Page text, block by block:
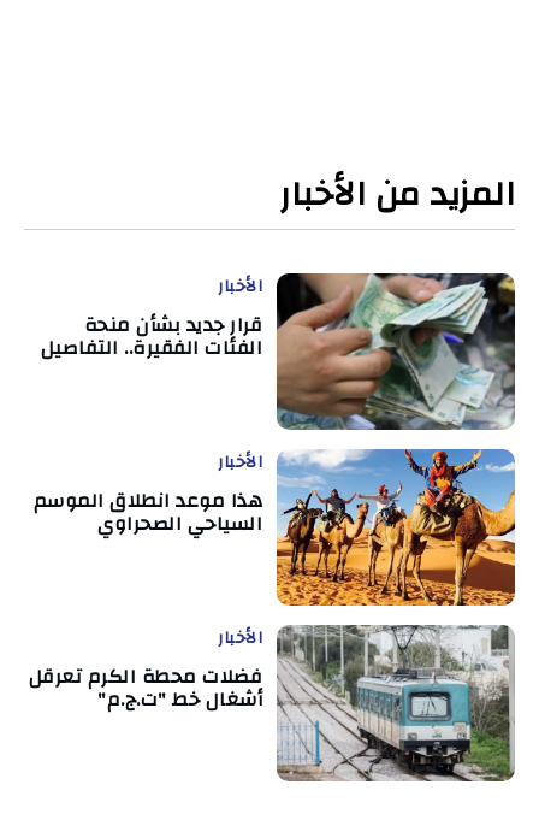
المزيد من الأخبار
الأخبار
قرار جديد بشأن منحة
الفئات الفقيرة.. التفاصيل
الأخبار
هذا موعد انطلاق الموسم
السياحي الصحراوي
الأخبار
فضلات محطة الكرم تعرقل
أشغال خط "ت.ج.م"